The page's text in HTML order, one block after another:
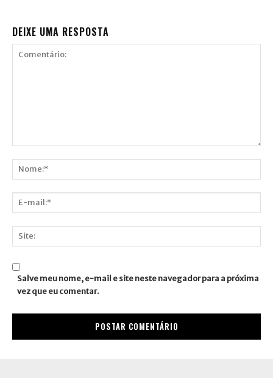
DEIXE UMA RESPOSTA
mail:*
Salve meu nome, e-mail e site neste navegador para a próxima
vez que eu comentar.